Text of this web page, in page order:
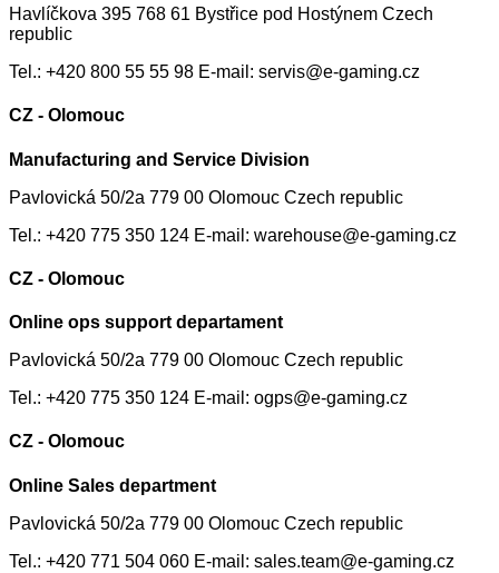
Havlíčkova 395 768 61 Bystřice pod Hostýnem Czech
republic
Tel.: +420 800 55 55 98 E-mail: servis@e-gaming.cz
CZ - Olomouc
Manufacturing and Service Division
Pavlovická 50/2a 779 00 Olomouc Czech republic
Tel.: +420 775 350 124 E-mail: warehouse@e-gaming.cz
CZ - Olomouc
Online ops support departament
Pavlovická 50/2a 779 00 Olomouc Czech republic
Tel.: +420 775 350 124 E-mail: ogps@e-gaming.cz
CZ - Olomouc
Online Sales department
Pavlovická 50/2a 779 00 Olomouc Czech republic
Tel.: +420 771 504 060 E-mail: sales.team@e-gaming.cz